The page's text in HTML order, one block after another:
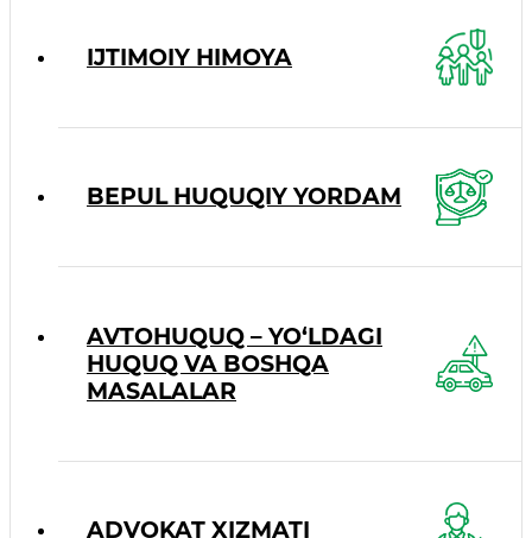
IJTIMOIY HIMOYA
BEPUL HUQUQIY YORDAM
AVTOHUQUQ – YO‘LDAGI
HUQUQ VA BOSHQA
MASALALAR
ADVOKAT XIZMATI